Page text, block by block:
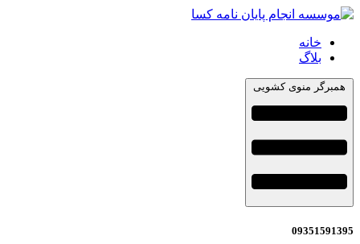
خانه
بلاگ
همبرگر منوی کشویی
09351591395